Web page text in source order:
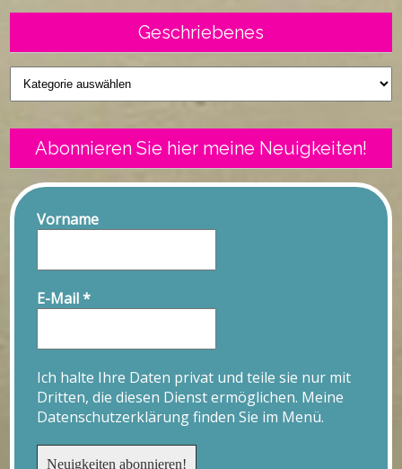
Geschriebenes
Geschriebenes
Abonnieren Sie hier meine Neuigkeiten!
Vorname
E-Mail*
Ich halte Ihre Daten privat und teile sie nur mit
Dritten, die diesen Dienst ermöglichen. Meine
Datenschutzerklärung finden Sie im Menü.